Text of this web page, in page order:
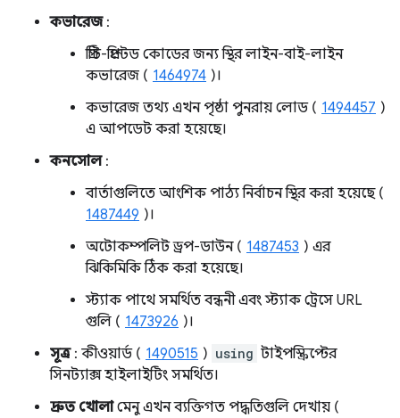
কভারেজ:
প্রিটি-প্রিন্টেড কোডের জন্য স্থির লাইন-বাই-লাইন
কভারেজ ( 1464974 )।
কভারেজ তথ্য এখন পৃষ্ঠা পুনরায় লোড ( 1494457 )
এ আপডেট করা হয়েছে।
কনসোল:
বার্তাগুলিতে আংশিক পাঠ্য নির্বাচন স্থির করা হয়েছে (
1487449 )।
অটোকম্পলিট ড্রপ-ডাউন ( 1487453 ) এর
ঝিকিমিকি ঠিক করা হয়েছে।
স্ট্যাক পাথে সমর্থিত বন্ধনী এবং স্ট্যাক ট্রেসে URL
গুলি ( 1473926 )।
সূত্র: কীওয়ার্ড ( 1490515 ) using টাইপস্ক্রিপ্টের
সিনট্যাক্স হাইলাইটিং সমর্থিত।
দ্রুত খোলামেনু এখন ব্যক্তিগত পদ্ধতিগুলি দেখায় (